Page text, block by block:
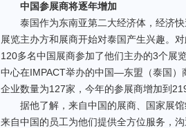
中国参展商将逐年增加
泰国作为东南亚第二大经济体，经济快
展览主办方和展商开始对泰国产生兴趣。
120多名中国展商参加了他们主办的3个展
中心在IMPACT举办的中国—东盟（泰国）
企业数量为127家，今年的参展商增加到219
据他了解，来自中国的展商、国家展馆
来自中国的员工为他们提供全方位服务，